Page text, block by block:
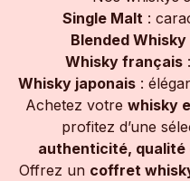
Single Malt:
Blended Whisky
Whisky français:
Whisky japonais :
Achetez votre whisky
profitez d’une
authenticité, qualité
Offrez un coffret